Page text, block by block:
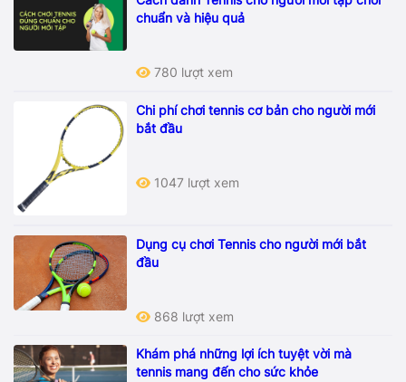
chuẩn và hiệu quả
780 lượt xem
Chi phí chơi tennis cơ bản cho người mới
bắt đầu
1047 lượt xem
Dụng cụ chơi Tennis cho người mới bắt
đầu
868 lượt xem
Khám phá những lợi ích tuyệt vời mà
tennis mang đến cho sức khỏe